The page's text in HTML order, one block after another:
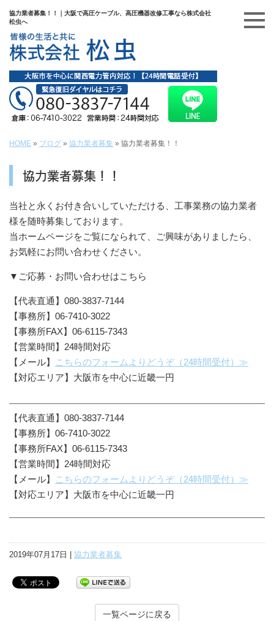
協力業者募集！！｜大阪で高圧ケーブル、高圧機器改修工事なら株式会社
松虫へ
HOME » ブログ » 協力業者募集 » 協力業者募集！！
協力業者募集！！
当社と永くお付き合いしていただける、工事業務の協力業者
様を随時募集しております。
当ホームページをご覧になられて、ご興味がありましたら、
お気軽にお問い合わせください。
▼ご応募・お問い合わせはこちら
【代表直通】080-3837-7144
【事務所】06-7410-3022
【事務所FAX】06-6115-7343
【営業時間】24時間対応
【メール】
こちらのフォームよりどうぞ（24時間受付）≫
【対応エリア】大阪市を中心に近畿一円
【代表直通】080-3837-7144
【事務所】06-7410-3022
【事務所FAX】06-6115-7343
【営業時間】24時間対応
【メール】
こちらのフォームよりどうぞ（24時間受付）≫
【対応エリア】大阪市を中心に近畿一円
2019年07月17日 | 協力業者募集
一覧ページに戻る